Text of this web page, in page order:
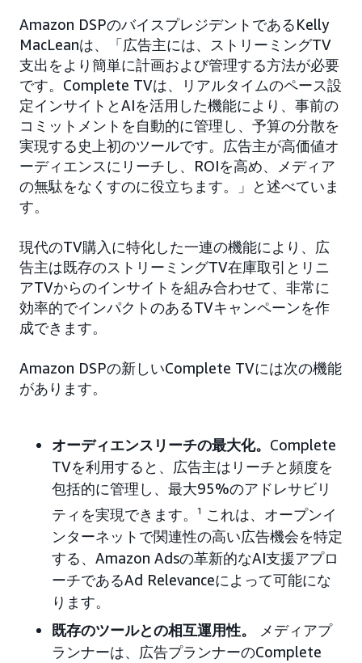
Amazon DSPのバイスプレジデントであるKelly
MacLeanは、「広告主には、ストリーミングTV
支出をより簡単に計画および管理する方法が必要
です。Complete TVは、リアルタイムのペース設
定インサイトとAIを活用した機能により、事前の
コミットメントを自動的に管理し、予算の分散を
実現する史上初のツールです。広告主が高価値オ
ーディエンスにリーチし、ROIを高め、メディア
の無駄をなくすのに役立ちます。」と述べていま
す。
現代のTV購入に特化した一連の機能により、広
告主は既存のストリーミングTV在庫取引とリニ
アTVからのインサイトを組み合わせて、非常に
効率的でインパクトのあるTVキャンペーンを作
成できます。
Amazon DSPの新しいComplete TVには次の機能
があります。
オーディエンスリーチの最大化。 Complete
TVを利用すると、広告主はリーチと頻度を
包括的に管理し、最大95%のアドレサビリ
ティを実現できます。
1
これは、オープンイ
ンターネットで関連性の高い広告機会を特定
する、Amazon Adsの革新的なAI支援アプロ
ーチであるAd Relevanceによって可能にな
ります。
既存のツールとの相互運用性。
メディアプ
ランナーは、広告プランナーのComplete